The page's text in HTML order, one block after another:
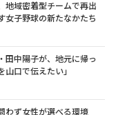
地域密着型チームで再出
女子野球の新たなかたち
田中陽子が、地元に帰っ
口で伝えたい」
わず女性が選べる環境